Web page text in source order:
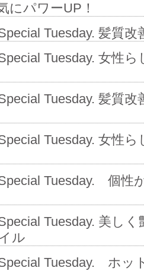
にパワーUP！
Tuesday. 髪質
Tuesday. 女性
Tuesday. 髪質
Tuesday. 女性
Tuesday. 個性
Tuesday. 美し
ル
Tuesday. ホッ